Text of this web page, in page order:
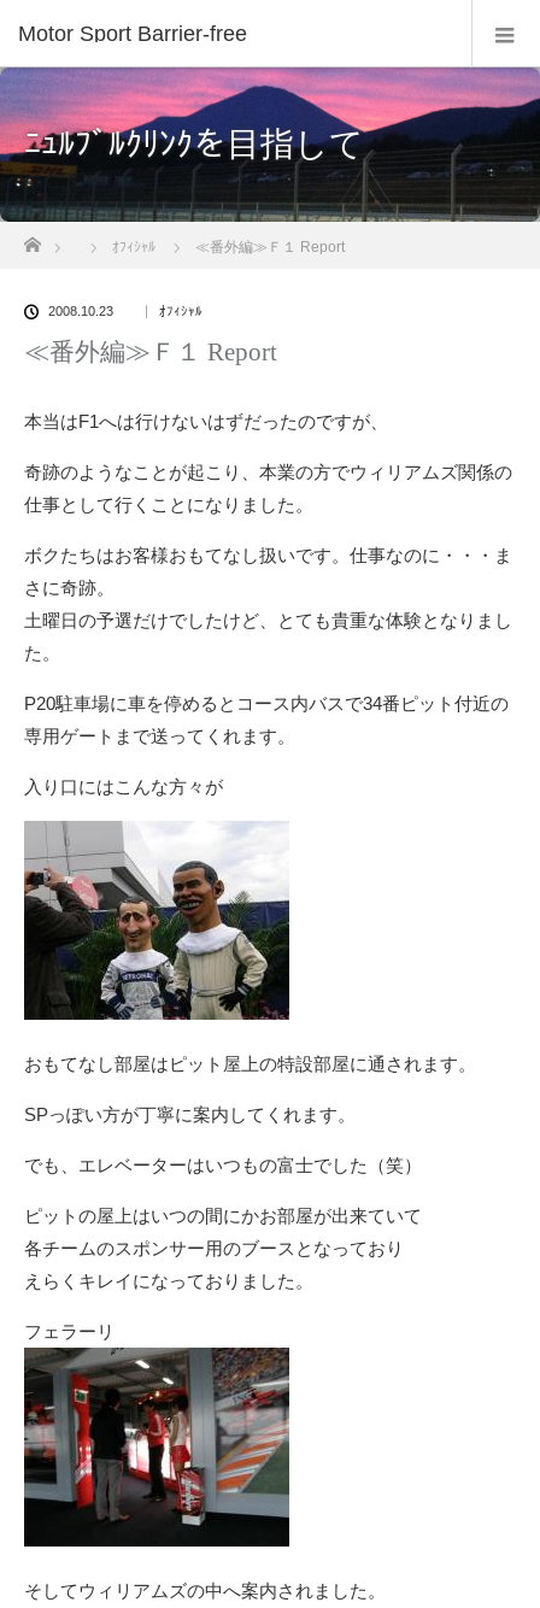
Motor Sport Barrier-free
ﾆｭﾙﾌﾞﾙｸﾘﾝｸを目指して
ｵﾌｨｼｬﾙ ≪番外編≫Ｆ１ Report
2008.10.23 ｵﾌｨｼｬﾙ
≪番外編≫Ｆ１ Report
本当はF1へは行けないはずだったのですが、
奇跡のようなことが起こり、本業の方でウィリアムズ関係の
仕事として行くことになりました。
ボクたちはお客様おもてなし扱いです。仕事なのに・・・ま
さに奇跡。
土曜日の予選だけでしたけど、とても貴重な体験となりまし
た。
P20駐車場に車を停めるとコース内バスで34番ピット付近の
専用ゲートまで送ってくれます。
入り口にはこんな方々が
おもてなし部屋はピット屋上の特設部屋に通されます。
SPっぽい方が丁寧に案内してくれます。
でも、エレベーターはいつもの富士でした（笑）
ピットの屋上はいつの間にかお部屋が出来ていて
各チームのスポンサー用のブースとなっており
えらくキレイになっておりました。
フェラーリ
そしてウィリアムズの中へ案内されました。